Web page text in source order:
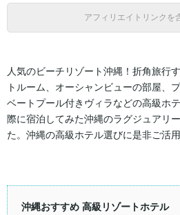
アフィリエイトリンクを
人気のビーチリゾート沖縄！折角旅行
トルーム、オーシャンビューの部屋、
ベートプール付きヴィラなどの高級ホ
際に宿泊してみた沖縄のラグジュアリ
た。沖縄の高級ホテル選びに是非ご活
沖縄おすすめ 高級リゾートホテル